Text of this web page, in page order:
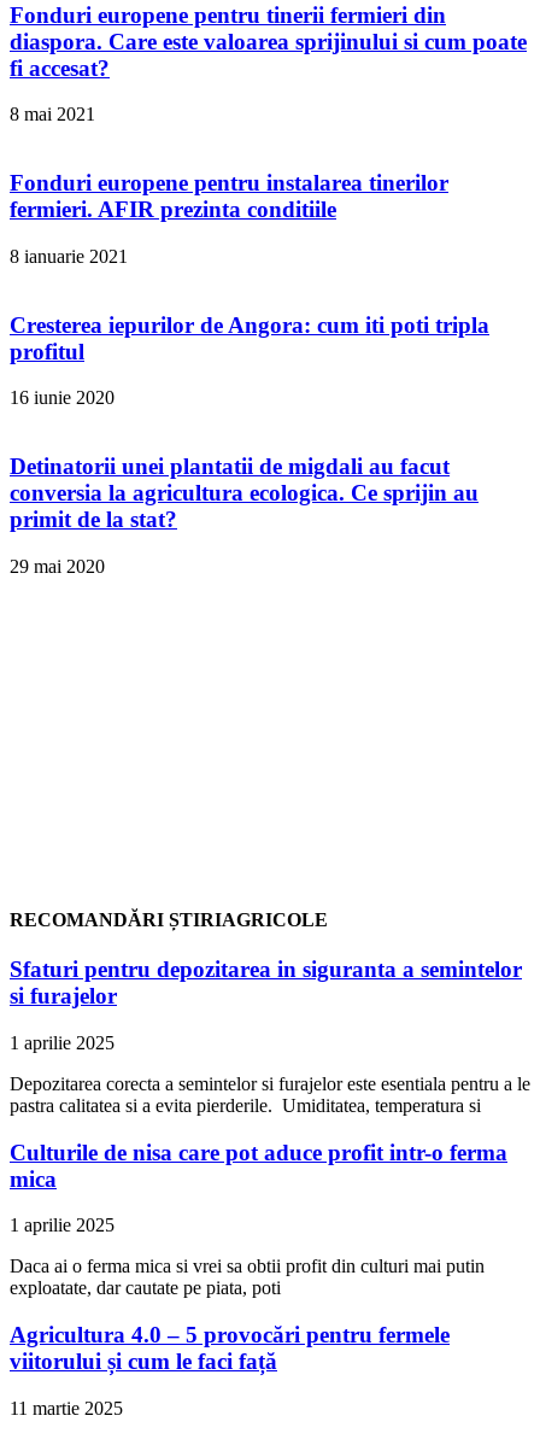
Fonduri europene pentru tinerii fermieri din
diaspora. Care este valoarea sprijinului si cum poate
fi accesat?
8 mai 2021
Fonduri europene pentru instalarea tinerilor
fermieri. AFIR prezinta conditiile
8 ianuarie 2021
Cresterea iepurilor de Angora: cum iti poti tripla
profitul
16 iunie 2020
Detinatorii unei plantatii de migdali au facut
conversia la agricultura ecologica. Ce sprijin au
primit de la stat?
29 mai 2020
RECOMANDĂRI ȘTIRIAGRICOLE
Sfaturi pentru depozitarea in siguranta a semintelor
si furajelor
1 aprilie 2025
Depozitarea corecta a semintelor si furajelor este esentiala pentru a le
pastra calitatea si a evita pierderile. Umiditatea, temperatura si
Culturile de nisa care pot aduce profit intr-o ferma
mica
1 aprilie 2025
Daca ai o ferma mica si vrei sa obtii profit din culturi mai putin
exploatate, dar cautate pe piata, poti
Agricultura 4.0 – 5 provocări pentru fermele
viitorului și cum le faci față
11 martie 2025